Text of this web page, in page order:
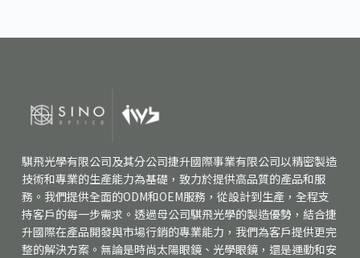
騏飛光學有限公司及其分公司捷升國際事業有限公司以精密製造
技術和專業的生產能力為基礎，致力於提供高品質的產品和服
務。我們提供全面的ODM和OEM服務，從設計到生產，全程支
持客戶的每一步需求。透過母公司騏飛光學的製造優勢，結合捷
升國際在產品開發與市場行銷的專業能力，我們為客戶提供更完
整的解決方案。無論是時尚太陽眼鏡、光學眼鏡，還是運動和安